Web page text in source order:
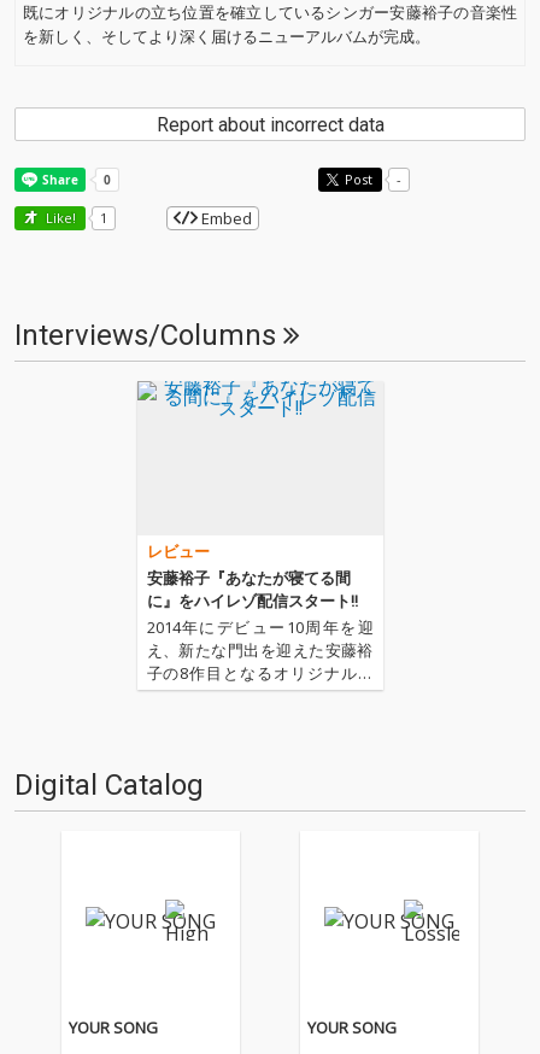
既にオリジナルの立ち位置を確立しているシンガー安藤裕子の音楽性
を新しく、そしてより深く届けるニューアルバムが完成。
Report about incorrect data
Post -
Like! 1 Embed
Interviews/Columns
レビュー
安藤裕子『あなたが寝てる間
に』をハイレゾ配信スタート!!
2014年にデビュー10周年を迎
え、新たな門出を迎えた安藤裕
子の8作目となるオリジナル・
アルバムが届きました。大泉洋
活動の幅を拡げるなか紡がれた
本作には、矢野顕子の最新作…
Digital Catalog
YOUR SONG YOUR SONG